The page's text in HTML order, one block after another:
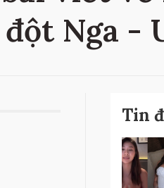
Nga -
Tin